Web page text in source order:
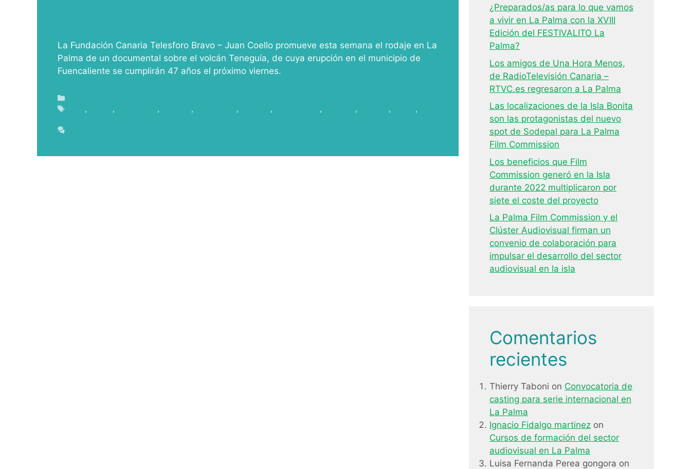
La Fundación Canaria Telesforo Bravo – Juan Coello promueve esta semana el rodaje en La
Palma de un documental sobre el volcán Teneguía, de cuya erupción en el municipio de
Fuencaliente se cumplirán 47 años el próximo viernes.
, , , , , , , , ,
,
¿Preparados/as para lo que vamos
a vivir en La Palma con la XVIII
Edición del FESTIVALITO La
Palma?
Los amigos de Una Hora Menos,
de RadioTelevisión Canaria –
RTVC.es regresaron a La Palma
Las localizaciones de la Isla Bonita
son las protagonistas del nuevo
spot de Sodepal para La Palma
Film Commission
Los beneficios que Film
Commission generó en la Isla
durante 2022 multiplicaron por
siete el coste del proyecto
La Palma Film Commission y el
Clúster Audiovisual firman un
convenio de colaboración para
impulsar el desarrollo del sector
audiovisual en la isla
Comentarios
recientes
Thierry Taboni on Convocatoria de
casting para serie internacional en
La Palma
Ignacio Fidalgo martinez on
Cursos de formación del sector
audiovisual en La Palma
Luisa Fernanda Perea gongora on